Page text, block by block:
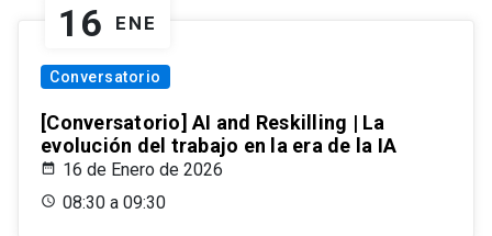
16 ENE
Conversatorio
[Conversatorio] AI and Reskilling | La
evolución del trabajo en la era de la IA
16 de Enero de 2026
08:30 a 09:30